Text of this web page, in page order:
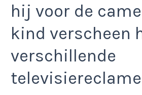
hij voor de
kind verscheen
verschillende